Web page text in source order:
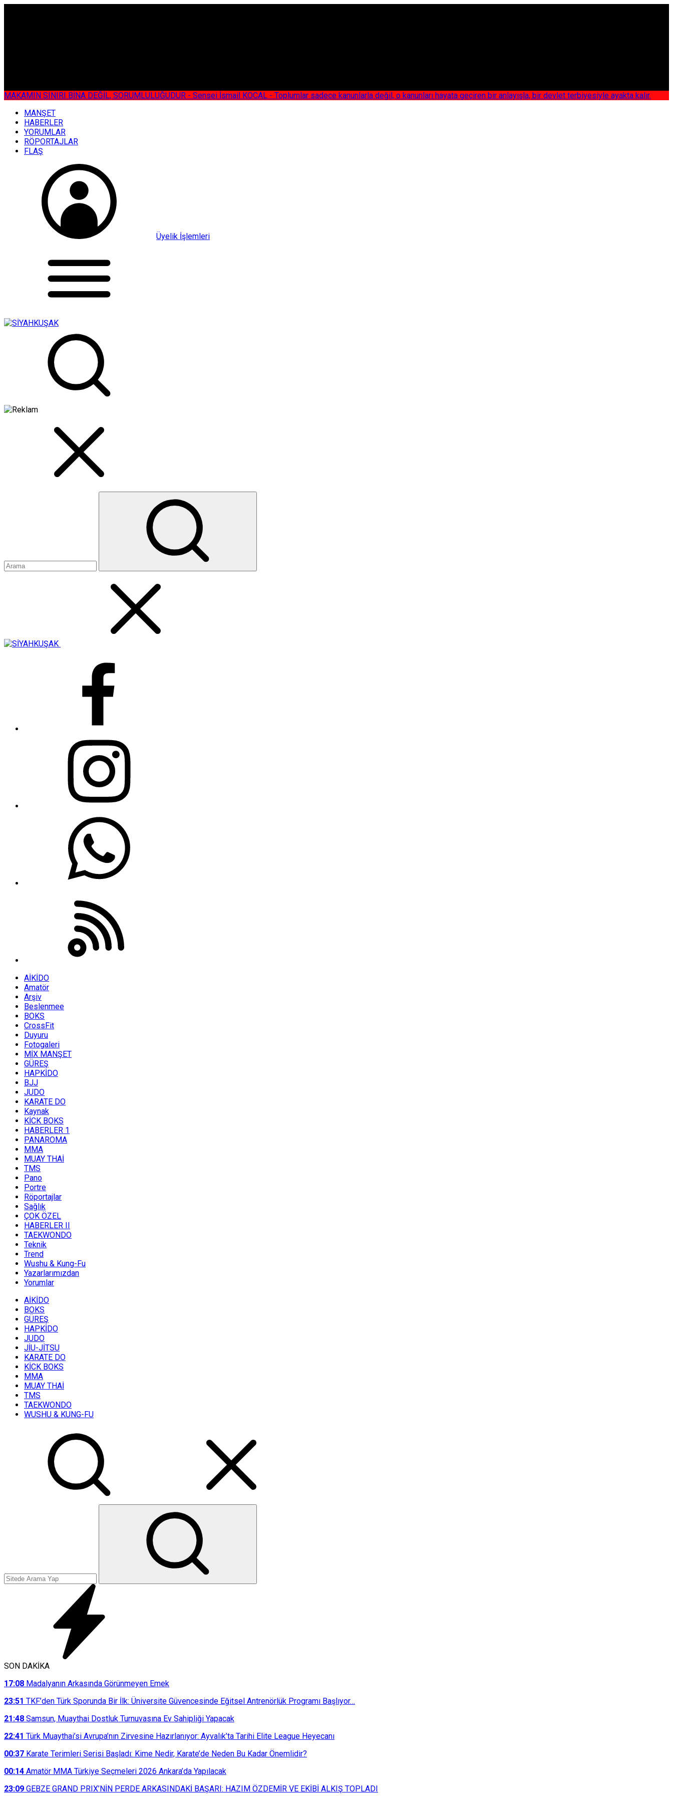
MAKAMIN SINIRI BİNA DEĞİL, SORUMLULUĞUDUR - Sensei İsmail KOCAL - Toplumlar sadece kanunlarla değil, o kanunları hayata geçiren bir anlayışla, bir devlet terbiyesiyle ayakta kalır.
MANŞET
HABERLER
YORUMLAR
RÖPORTAJLAR
FLAŞ
Üyelik İşlemleri
AİKİDO
Amatör
Arşiv
Beslenmee
BOKS
CrossFit
Duyuru
Fotogaleri
MİX MANŞET
GÜREŞ
HAPKİDO
BJJ
JUDO
KARATE DO
Kaynak
KİCK BOKS
HABERLER 1
PANAROMA
MMA
MUAY THAİ
TMS
Pano
Portre
Röportajlar
Sağlık
ÇOK ÖZEL
HABERLER II
TAEKWONDO
Teknik
Trend
Wushu & Kung-Fu
Yazarlarımızdan
Yorumlar
AİKİDO
BOKS
GÜREŞ
HAPKİDO
JUDO
JİU-JİTSU
KARATE DO
KİCK BOKS
MMA
MUAY THAİ
TMS
TAEKWONDO
WUSHU & KUNG-FU
SON DAKİKA
17:08 Madalyanın Arkasında Görünmeyen Emek
23:51 TKF’den Türk Sporunda Bir İlk: Üniversite Güvencesinde Eğitsel Antrenörlük Programı Başlıyor…
21:48 Samsun, Muaythai Dostluk Turnuvasına Ev Sahipliği Yapacak
22:41 Türk Muaythai’si Avrupa’nın Zirvesine Hazırlanıyor: Ayvalık’ta Tarihi Elite League Heyecanı
00:37 Karate Terimleri Serisi Başladı: Kime Nedir, Karate’de Neden Bu Kadar Önemlidir?
00:14 Amatör MMA Türkiye Seçmeleri 2026 Ankara’da Yapılacak
23:09 GEBZE GRAND PRIX’NİN PERDE ARKASINDAKİ BAŞARI: HAZIM ÖZDEMİR VE EKİBİ ALKIŞ TOPLADI